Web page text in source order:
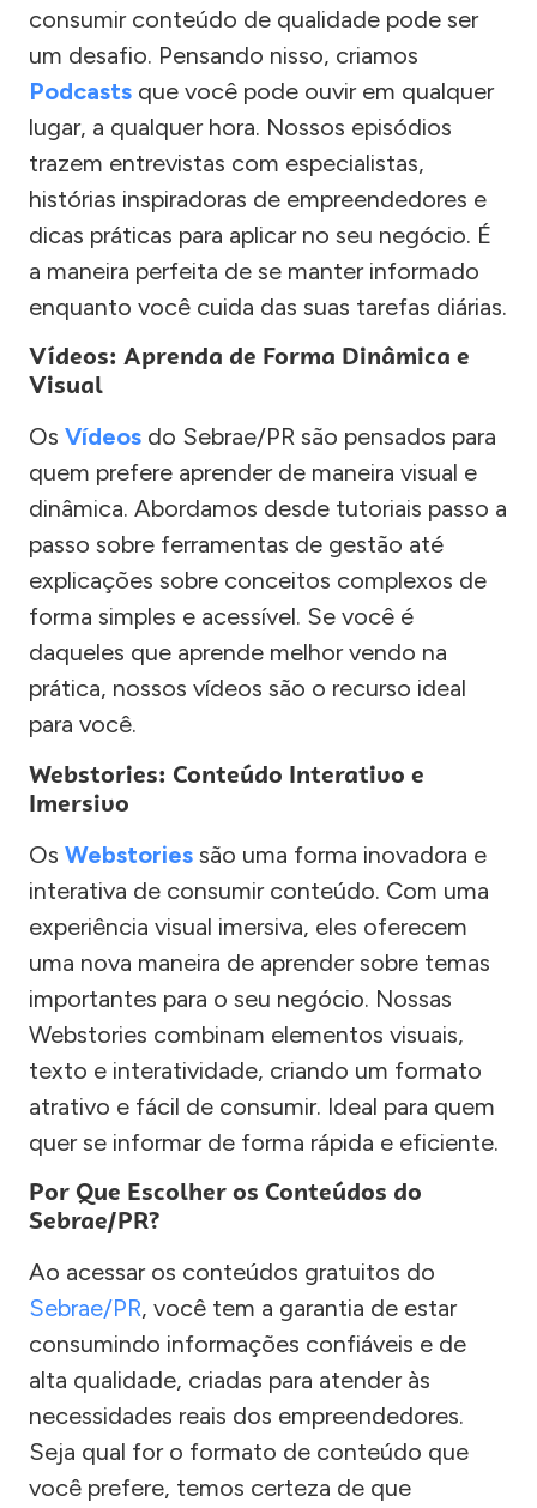
consumir conteúdo de qualidade pode ser
um desafio. Pensando nisso, criamos
Podcasts que você pode ouvir em qualquer
lugar, a qualquer hora. Nossos episódios
trazem entrevistas com especialistas,
histórias inspiradoras de empreendedores e
dicas práticas para aplicar no seu negócio. É
a maneira perfeita de se manter informado
enquanto você cuida das suas tarefas diárias.
Vídeos: Aprenda de Forma Dinâmica e
Visual
Os Vídeos do Sebrae/PR são pensados para
quem prefere aprender de maneira visual e
dinâmica. Abordamos desde tutoriais passo a
passo sobre ferramentas de gestão até
explicações sobre conceitos complexos de
forma simples e acessível. Se você é
daqueles que aprende melhor vendo na
prática, nossos vídeos são o recurso ideal
para você.
Webstories: Conteúdo Interativo e
Imersivo
Os Webstories são uma forma inovadora e
interativa de consumir conteúdo. Com uma
experiência visual imersiva, eles oferecem
uma nova maneira de aprender sobre temas
importantes para o seu negócio. Nossas
Webstories combinam elementos visuais,
texto e interatividade, criando um formato
atrativo e fácil de consumir. Ideal para quem
quer se informar de forma rápida e eficiente.
Por Que Escolher os Conteúdos do
Sebrae/PR?
Ao acessar os conteúdos gratuitos do
Sebrae/PR, você tem a garantia de estar
consumindo informações confiáveis e de
alta qualidade, criadas para atender às
necessidades reais dos empreendedores.
Seja qual for o formato de conteúdo que
você prefere, temos certeza de que